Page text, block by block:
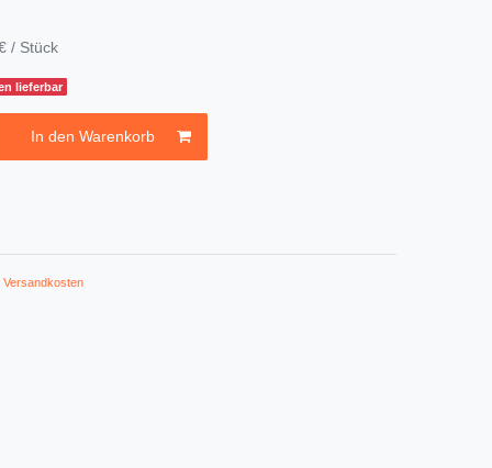
/ Stück
lieferbar
In den Warenkorb
Versandkosten